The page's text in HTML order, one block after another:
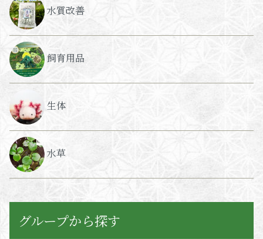
水質改善
飼育用品
生体
水草
グループから探す